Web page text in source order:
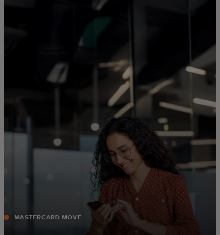
Kurumunuz için
Dünyamız için
İnovasyon liderleri için
Haberler ve trendler
MASTERCARD MOVE